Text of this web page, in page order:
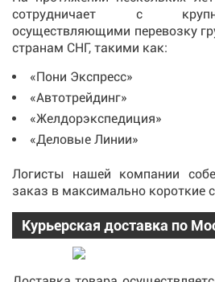
сотрудничает с
осуществляющими перевозку
странам СНГ, такими как:
«Пони Экспресс»
«Автотрейдинг»
«Желдорэкспедиция»
«Деловые Линии»
Логисты нашей компании
заказ в максимально короткие
Курьерская доставка по